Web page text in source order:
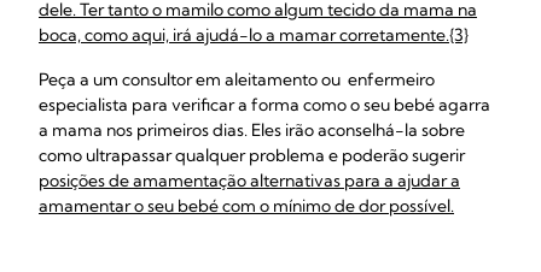
dele. Ter tanto o mamilo como algum tecido da mama na
boca, como aqui, irá ajudá-lo a mamar corretamente.{3}
Peça a um consultor em aleitamento ou enfermeiro
especialista para verificar a forma como o seu bebé agarra
a mama nos primeiros dias. Eles irão aconselhá-la sobre
como ultrapassar qualquer problema e poderão sugerir
posições de amamentação alternativas para a ajudar a
amamentar o seu bebé com o mínimo de dor possível.